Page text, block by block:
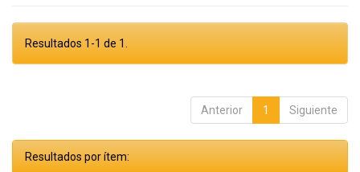
Resultados 1-1 de 1.
Anterior 1 Siguiente
Resultados por ítem: